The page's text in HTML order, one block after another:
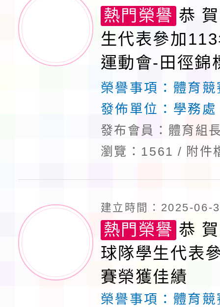
熱門榮譽 恭
生代表參加
運動會-田徑錦
佳績
榮譽事項： 體育競
發佈單位： 學務處
發布會員：體育組
瀏覽：1561
附件
建立時間：2025-06-
熱門榮譽 恭
球隊學生代表
賽榮獲佳績
榮譽事項： 體育競